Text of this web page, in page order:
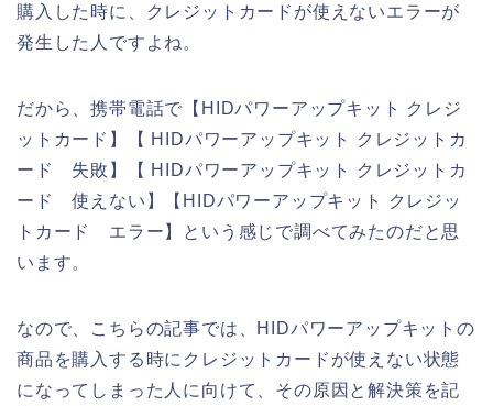
購入した時に、クレジットカードが使えないエラーが
発生した人ですよね。
だから、携帯電話で【HIDパワーアップキット クレジ
ットカード】【 HIDパワーアップキット クレジットカ
ード 失敗】【 HIDパワーアップキット クレジットカ
ード 使えない】【HIDパワーアップキット クレジッ
トカード エラー】という感じで調べてみたのだと思
います。
なので、こちらの記事では、HIDパワーアップキットの
商品を購入する時にクレジットカードが使えない状態
になってしまった人に向けて、その原因と解決策を記